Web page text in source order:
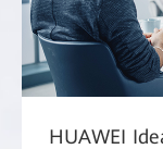
HUAWEI